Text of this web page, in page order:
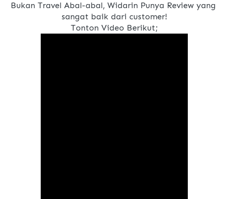
Bukan Travel Abal-abal, Widarin Punya Review yang
sangat baik dari customer!
Tonton Video Berikut;